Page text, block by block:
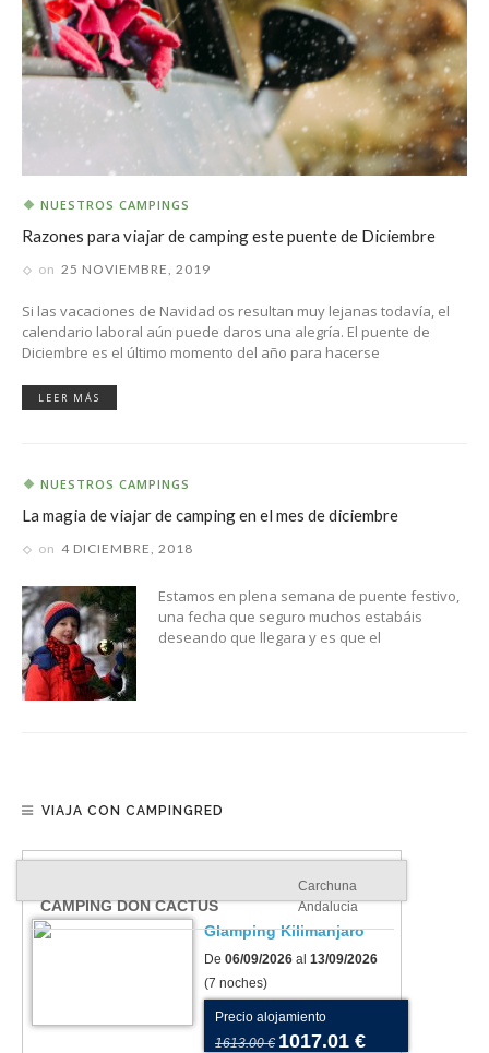
NUESTROS CAMPINGS
Razones para viajar de camping este puente de Diciembre
on 25 NOVIEMBRE, 2019
Si las vacaciones de Navidad os resultan muy lejanas todavía, el
calendario laboral aún puede daros una alegría. El puente de
Diciembre es el último momento del año para hacerse
LEER MÁS
NUESTROS CAMPINGS
La magia de viajar de camping en el mes de diciembre
on 4 DICIEMBRE, 2018
Estamos en plena semana de puente festivo,
una fecha que seguro muchos estabáis
deseando que llegara y es que el
VIAJA CON CAMPINGRED
CAMPING DON CACTUS
Carchuna
Andalucia
Glamping Kilimanjaro
De 06/09/2026 al 13/09/2026
(7 noches)
Precio alojamiento
1613.00 € 1017.01 €